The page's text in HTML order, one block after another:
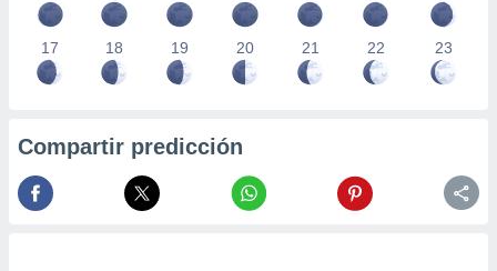
17 18 19 20 21 22 23
Compartir predicción